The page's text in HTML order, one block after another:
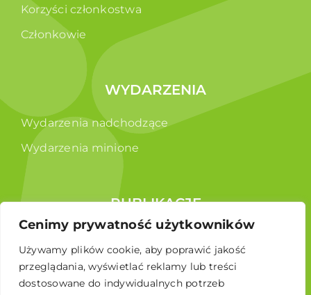
Cenimy prywatność użytkowników
Używamy plików cookie, aby poprawić jakość
przeglądania, wyświetlać reklamy lub treści
dostosowane do indywidualnych potrzeb
Korzyści członkostwa
Członkowie
WYDARZENIA
Wydarzenia nadchodzące
Wydarzenia minione
PUBLIKACJE
Raporty
Broszura edukacyjna